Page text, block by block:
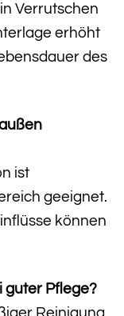
Verrutschen
erhöht
des
ist
geeignet.
können
guter Pflege?
Reinigung